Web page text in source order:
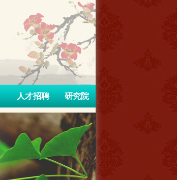
人才招聘 研究院